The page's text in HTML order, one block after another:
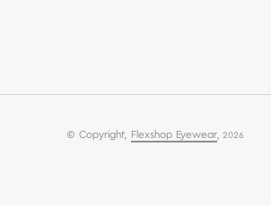
© Copyright, Flexshop Eyewear, 2026